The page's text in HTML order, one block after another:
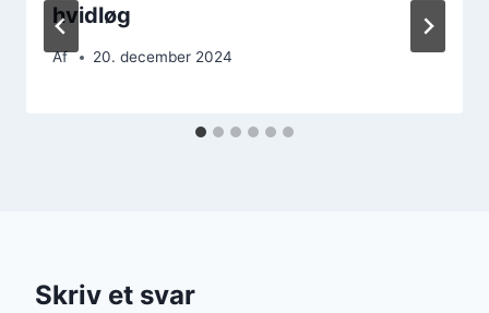
hvidløg
Af 20. december 2024
Skriv et svar